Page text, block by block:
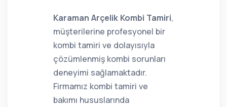
Karaman Arçelik Kombi Tamiri,
müşterilerine profesyonel bir
kombi tamiri ve dolayısıyla
çözümlenmiş kombi sorunları
deneyimi sağlamaktadır.
Firmamız kombi tamiri ve
bakımı hususlarında